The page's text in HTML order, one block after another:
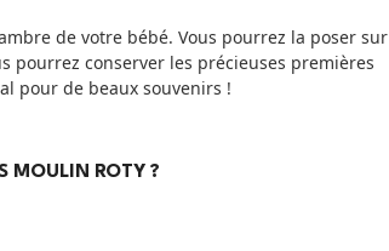
de votre bébé. Vous pourrez la poser sur
pourrez conserver les précieuses premières
pour de beaux souvenirs !
MOULIN ROTY ?